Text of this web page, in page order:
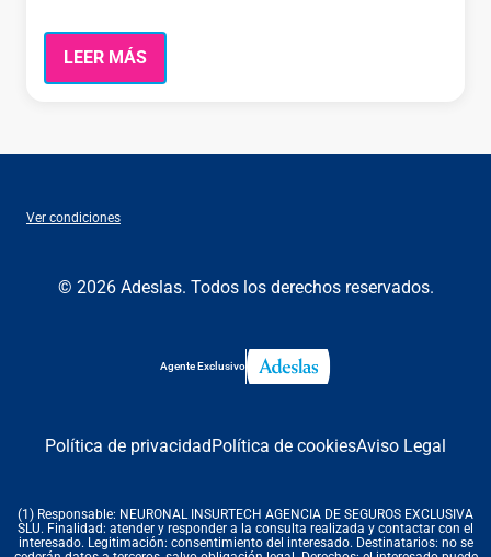
LEER MÁS
Ver condiciones
© 2026 Adeslas. Todos los derechos reservados.
Agente Exclusivo
Política de privacidadPolítica de cookiesAviso Legal
(1) Responsable: NEURONAL INSURTECH AGENCIA DE SEGUROS EXCLUSIVA
SLU. Finalidad: atender y responder a la consulta realizada y contactar con el
interesado. Legitimación: consentimiento del interesado. Destinatarios: no se